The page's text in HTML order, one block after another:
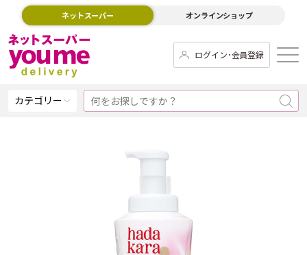
ネットスーパー オンラインショップ
ログイン･会員登録
カテゴリー